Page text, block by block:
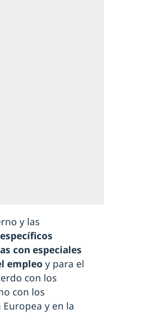
y las
con especiales
empleo y para el
con los
con los
y en la